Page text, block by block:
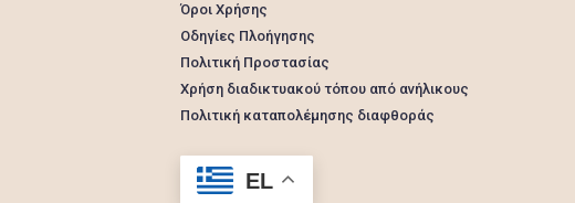
Όροι Χρήσης
Οδηγίες Πλοήγησης
Πολιτική Προστασίας
Χρήση διαδικτυακού τόπου από ανήλικους
Πολιτική καταπολέμησης διαφθοράς
EL